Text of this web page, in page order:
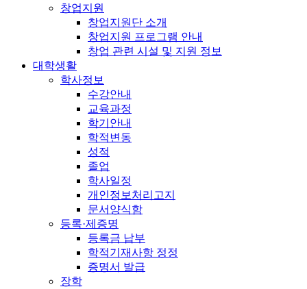
창업지원
창업지원단 소개
창업지원 프로그램 안내
창업 관련 시설 및 지원 정보
대학생활
학사정보
수강안내
교육과정
학기안내
학적변동
성적
졸업
학사일정
개인정보처리고지
문서양식함
등록·제증명
등록금 납부
학적기재사항 정정
증명서 발급
장학